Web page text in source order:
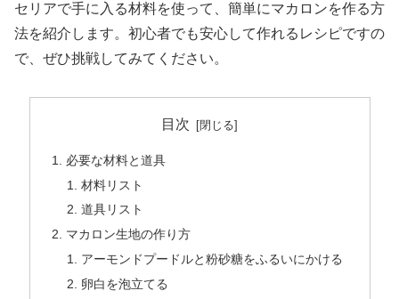
セリアで手に入る材料を使って、簡単にマカロンを作る方
法を紹介します。初心者でも安心して作れるレシピですの
で、ぜひ挑戦してみてください。
目次
必要な材料と道具
材料リスト
道具リスト
マカロン生地の作り方
アーモンドプードルと粉砂糖をふるいにかける
卵白を泡立てる